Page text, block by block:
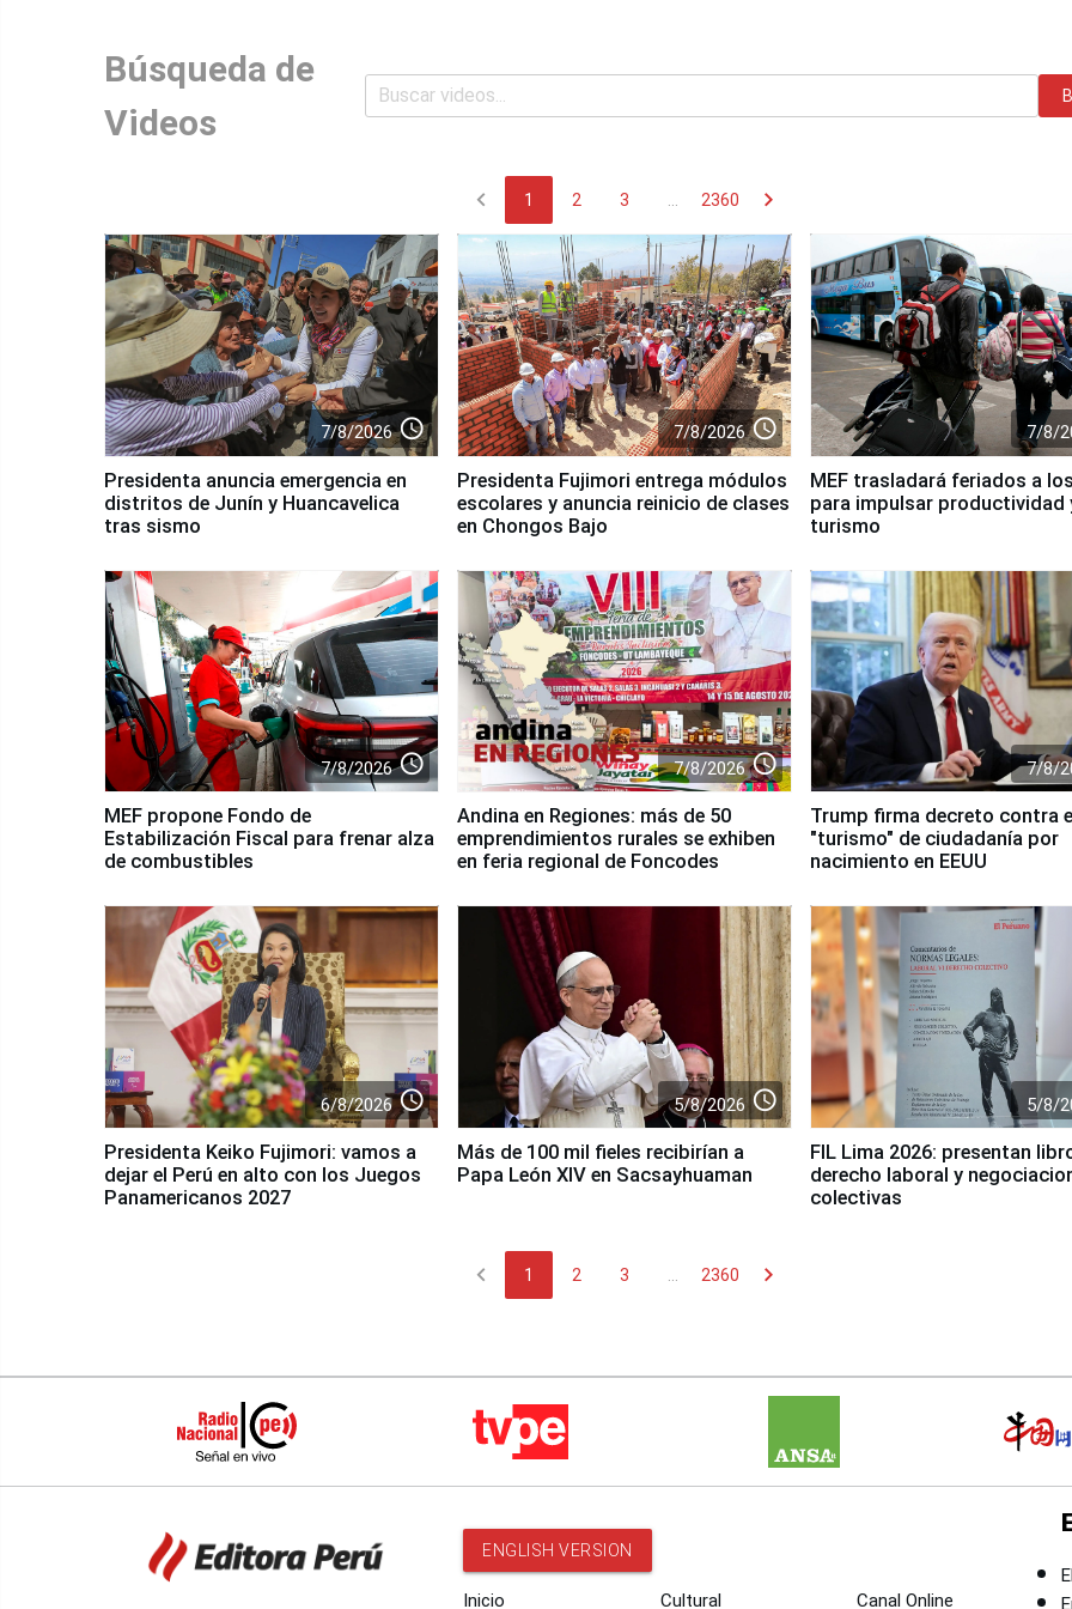
Búsqueda de
Videos
chevron_left 1 2 3 ... 2360 chevron_right
7/8/2026 access_time
Presidenta anuncia emergencia en
distritos de Junín y Huancavelica
tras sismo
7/8/2026 access_time
Presidenta Fujimori entrega módulos
escolares y anuncia reinicio de clases
en Chongos Bajo
7/8/
MEF trasladará feriados a
para impulsar productividad
turismo
7/8/2026 access_time
MEF propone Fondo de
Estabilización Fiscal para frenar alza
de combustibles
7/8/2026 access_time
Andina en Regiones: más de 50
emprendimientos rurales se exhiben
en feria regional de Foncodes
7/8/
Trump firma decreto contra el
"turismo" de ciudadanía por
nacimiento en EEUU
6/8/2026 access_time
Presidenta Keiko Fujimori: vamos a
dejar el Perú en alto con los Juegos
Panamericanos 2027
5/8/2026 access_time
Más de 100 mil fieles recibirían a
Papa León XIV en Sacsayhuaman
5/8/
FIL Lima 2026: presentan
derecho laboral y
colectivas
chevron_left 1 2 3 2360 chevron_right
ENGLISH VERSION
Inicio Cultural Canal Online